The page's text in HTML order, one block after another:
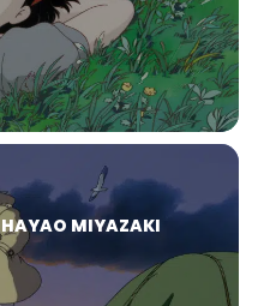
MIYAZAKI